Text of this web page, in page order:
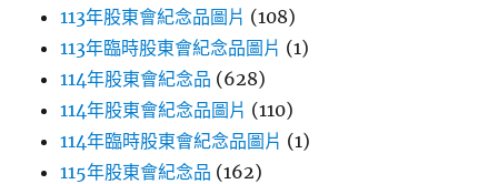
113年股東會紀念品圖片 (108)
113年臨時股東會紀念品圖片 (1)
114年股東會紀念品 (628)
114年股東會紀念品圖片 (110)
114年臨時股東會紀念品圖片 (1)
115年股東會紀念品 (162)